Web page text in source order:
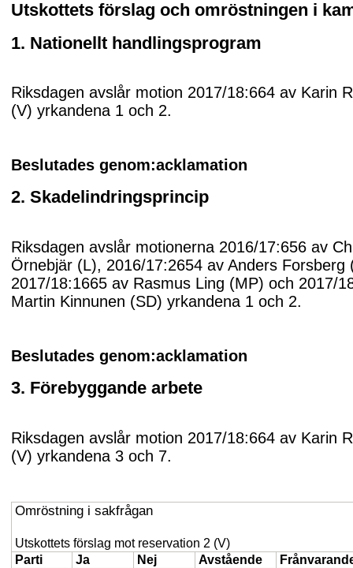
Utskottets förslag och omröstningen i
1. Nationellt handlingsprogram
Riksdagen avslår motion 2017/18:664 av Karin
(V) yrkandena 1 och 2.
Beslutades genom:acklamation
2. Skadelindringsprincip
Riksdagen avslår motionerna 2016/17:656 av
Örnebjär (L), 2016/17:2654 av Anders Forsberg
2017/18:1665 av Rasmus Ling (MP) och 2017/
Martin Kinnunen (SD) yrkandena 1 och 2.
Beslutades genom:acklamation
3. Förebyggande arbete
Riksdagen avslår motion 2017/18:664 av Karin
(V) yrkandena 3 och 7.
Omröstning i sakfrågan
Utskottets förslag mot reservation 2 (V)
Parti
Ja Nej Avstående